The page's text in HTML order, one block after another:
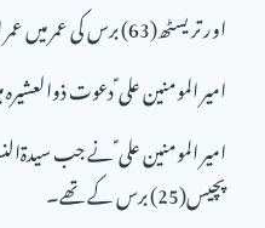
اور تریسٹھ(63) برس کی عمر میں عمر ابن خطاب وفات پا گئے
امیر المومنین علی ؑ دعوت ذوالعشیرہ میں نو(9)
امیر المومنین علی ؑ نے جب
پچیس(25) برس کے تھے۔